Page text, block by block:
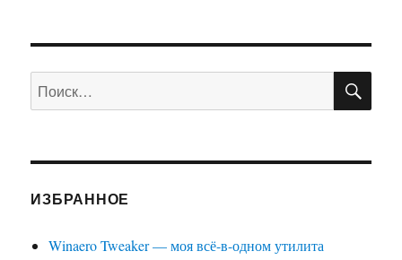
вины
Искать:
ИЗБРАННОЕ
Winaero Tweaker — моя всё-в-одном утилита